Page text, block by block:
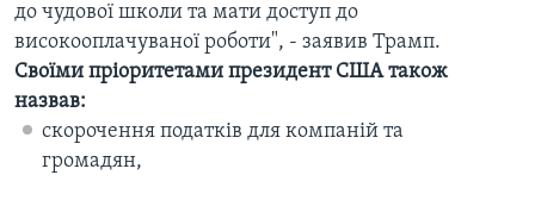
до чудової школи та мати доступ до
високооплачуваної роботи", - заявив Трамп.
Своїми пріоритетами президент США також
назвав:
скорочення податків для компаній та
громадян,